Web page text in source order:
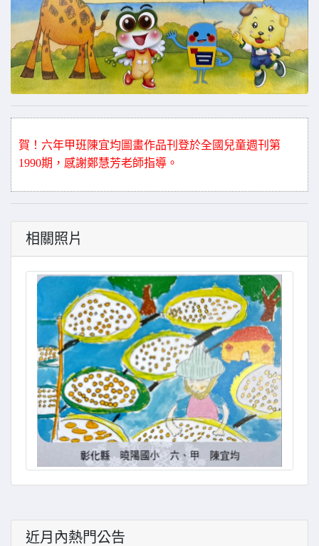
賀！六年甲班陳宜均 圖畫作品刊登於全國兒童週刊第
1990期 ，感謝鄭慧芳老師指導。
相關照片
近月內熱門公告